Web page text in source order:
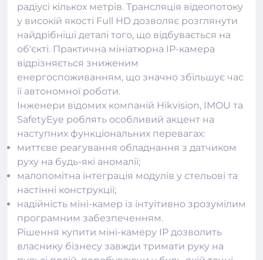
радіусі кількох метрів. Трансляція відеопотоку
у високій якості Full HD дозволяє розглянути
найдрібніші деталі того, що відбувається на
об'єкті. Практична мініатюрна IP-камера
відрізняється зниженим
енергоспоживанням, що значно збільшує час
її автономної роботи.
Інженери відомих компаній Hikvision, IMOU та
SafetyEye роблять особливий акцент на
наступних функціональних перевагах:
миттєве реагування обладнання з датчиком
руху на будь-які аномалії;
малопомітна інтеграція модулів у стельові та
настінні конструкції;
надійність міні-камер із інтуїтивно зрозумілим
програмним забезпеченням.
Рішення купити міні-камеру IP дозволить
власнику бізнесу завжди тримати руку на